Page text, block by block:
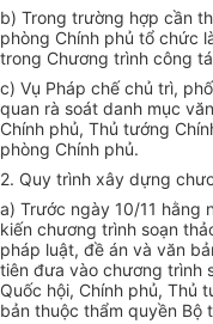
b) Trong trường hợp cần
phòng Chính phủ tổ chức
trong Chương trình công
c) Vụ Pháp chế chủ trì,
quan rà soát danh mục
Chính phủ, Thủ tướng
phòng Chính phủ.
2. Quy trình xây dựng
a) Trước ngày 10/11 hằng
kiến chương trình soạn
pháp luật, đề án và văn
tiên đưa vào chương trình
Quốc hội, Chính phủ, Thủ
bản thuộc thẩm quyền Bộ